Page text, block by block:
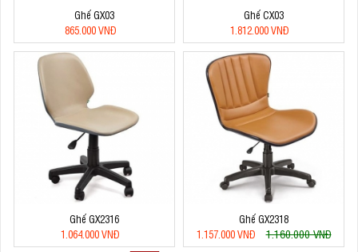
Ghế GX03
865.000 VNĐ
Ghế CX03
1.812.000 VNĐ
Ghế GX2316
1.064.000 VNĐ
Ghế GX2318
1.157.000 VNĐ
1.160.000 VNĐ